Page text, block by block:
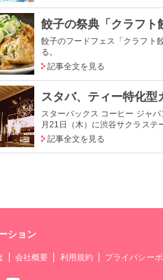
餃子のフードフェス「クラフト
る。
記事全文を見る
スタバ、ティー特化
スターバックス コーヒー ジャ
月21日（木）に渋谷サクラステ
記事全文を見る
ション
会社概要 利用規約 プライバシー